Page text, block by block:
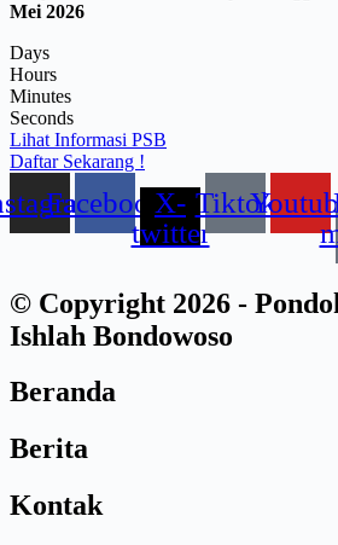
Mei 2026
Days
Hours
Minutes
Seconds
Lihat Informasi PSB
Daftar Sekarang !
FacebookX-
twitter
Tiktok
© Copyright 2026 -
Ishlah Bondowoso
Beranda
Berita
Kontak